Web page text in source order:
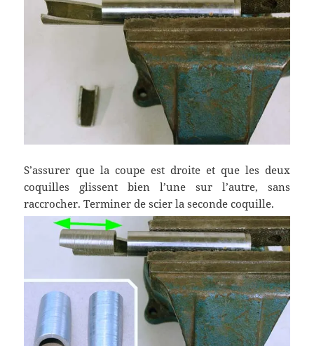
S’assurer que la coupe est droite et que les deux
coquilles glissent bien l’une sur l’autre, sans
raccrocher. Terminer de scier la seconde coquille.